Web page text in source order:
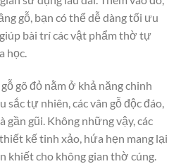
gỗ, bạn có thể dễ dàng tối ưu
bài trí các vật phẩm thờ tự
học.
gõ đỏ nằm ở khả năng chinh
sắc tự nhiên, các vân gỗ độc đáo,
gần gũi. Không những vậy, các
kế tinh xảo, hứa hẹn mang lại
khiết cho không gian thờ cúng.